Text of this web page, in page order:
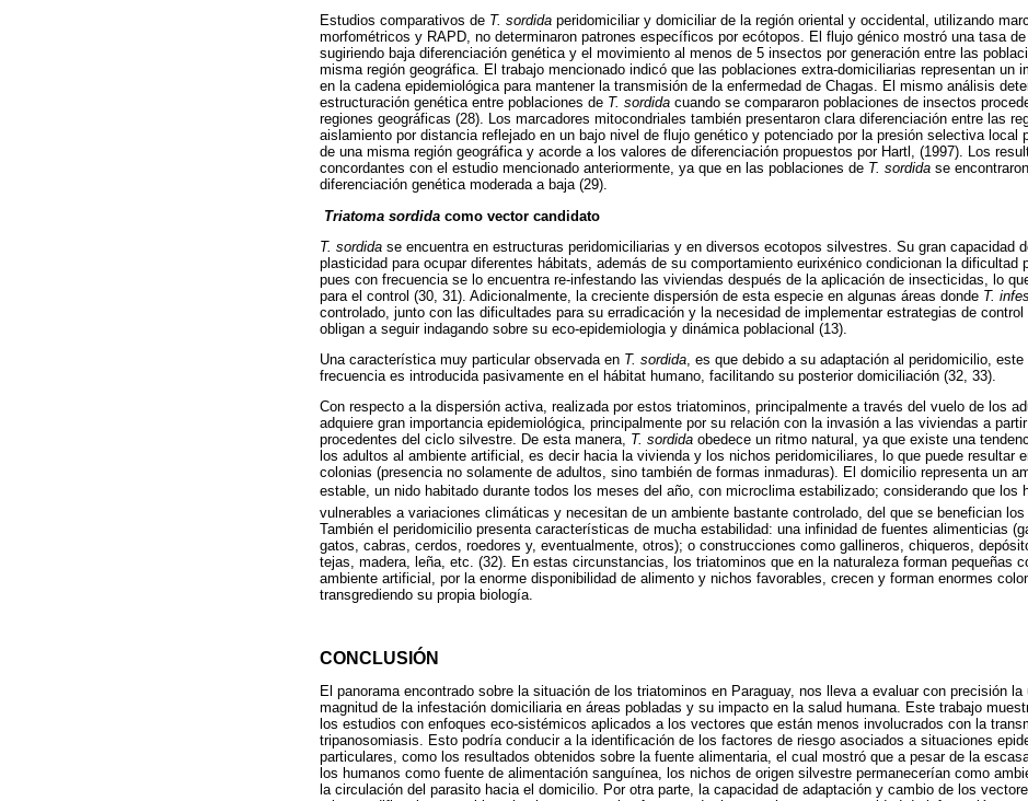
Estudios comparativos de T. sordida peridomiciliar y domiciliar de la región oriental y occidental, utilizando
morfométricos y RAPD, no determinaron patrones específicos por ecótopos. El flujo génico mostró una tasa
sugiriendo baja diferenciación genética y el movimiento al menos de 5 insectos por generación entre las
misma región geográfica. El trabajo mencionado indicó que las poblaciones extra-domiciliarias representan un
en la cadena epidemiológica para mantener la transmisión de la enfermedad de Chagas. El mismo análisis
estructuración genética entre poblaciones de T. sordida cuando se compararon poblaciones de insectos
regiones geográficas (28). Los marcadores mitocondriales también presentaron clara diferenciación entre las
aislamiento por distancia reflejado en un bajo nivel de flujo genético y potenciado por la presión selectiva local
de una misma región geográfica y acorde a los valores de diferenciación propuestos por Hartl, (1997). Los
concordantes con el estudio mencionado anteriormente, ya que en las poblaciones de T. sordida se
diferenciación genética moderada a baja (29).
Triatoma sordida como vector candidato
T. sordida se encuentra en estructuras peridomiciliarias y en diversos ecotopos silvestres. Su gran capacidad
plasticidad para ocupar diferentes hábitats, además de su comportamiento eurixénico condicionan la dificultad
pues con frecuencia se lo encuentra re-infestando las viviendas después de la aplicación de insecticidas, lo
para el control (30, 31). Adicionalmente, la creciente dispersión de esta especie en algunas áreas donde T.
controlado, junto con las dificultades para su erradicación y la necesidad de implementar estrategias de
obligan a seguir indagando sobre su eco-epidemiologia y dinámica poblacional (13).
Una característica muy particular observada en T. sordida, es que debido a su adaptación al peridomicilio,
frecuencia es introducida pasivamente en el hábitat humano, facilitando su posterior domiciliación (32, 33).
Con respecto a la dispersión activa, realizada por estos triatominos, principalmente a través del vuelo de los
adquiere gran importancia epidemiológica, principalmente por su relación con la invasión a las viviendas a
procedentes del ciclo silvestre. De esta manera, T. sordida obedece un ritmo natural, ya que existe una
los adultos al ambiente artificial, es decir hacia la vivienda y los nichos peridomiciliares, lo que puede resultar
colonias (presencia no solamente de adultos, sino también de formas inmaduras). El domicilio representa un
estable, un nido habitado durante todos los meses del año, con microclima estabilizado; considerando que los
vulnerables a variaciones climáticas y necesitan de un ambiente bastante controlado, del que se benefician
También el peridomicilio presenta características de mucha estabilidad: una infinidad de fuentes alimenticias
gatos, cabras, cerdos, roedores y, eventualmente, otros); o construcciones como gallineros, chiqueros,
tejas, madera, leña, etc. (32). En estas circunstancias, los triatominos que en la naturaleza forman pequeñas
ambiente artificial, por la enorme disponibilidad de alimento y nichos favorables, crecen y forman enormes
transgrediendo su propia biología.
CONCLUSIÓN
El panorama encontrado sobre la situación de los triatominos en Paraguay, nos lleva a evaluar con precisión la
magnitud de la infestación domiciliaria en áreas pobladas y su impacto en la salud humana. Este trabajo
los estudios con enfoques eco-sistémicos aplicados a los vectores que están menos involucrados con la
tripanosomiasis. Esto podría conducir a la identificación de los factores de riesgo asociados a situaciones
particulares, como los resultados obtenidos sobre la fuente alimentaria, el cual mostró que a pesar de la
los humanos como fuente de alimentación sanguínea, los nichos de origen silvestre permanecerían como
la circulación del parasito hacia el domicilio. Por otra parte, la capacidad de adaptación y cambio de los